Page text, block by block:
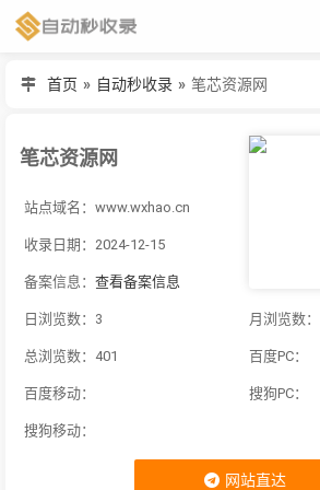
首页 » 自动秒收录 » 笔芯资源网
笔芯资源网
站点域名：www.wxhao.cn
收录日期：2024-12-15
备案信息： 查看备案信息
日浏览数：3 月浏览数
总浏览数：401 百度PC：
百度移动： 搜狗PC：
搜狗移动：
网站直达